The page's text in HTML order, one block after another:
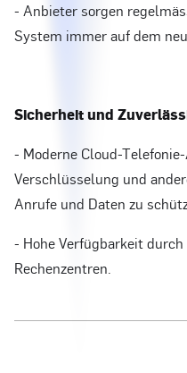
- Anbieter sorgen
System immer auf dem
Sicherheit und
- Moderne Cloud-
Verschlüsselung und
Anrufe und Daten zu
- Hohe Verfügbarkeit
Rechenzentren.